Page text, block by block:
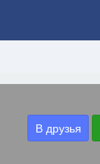
В друзья